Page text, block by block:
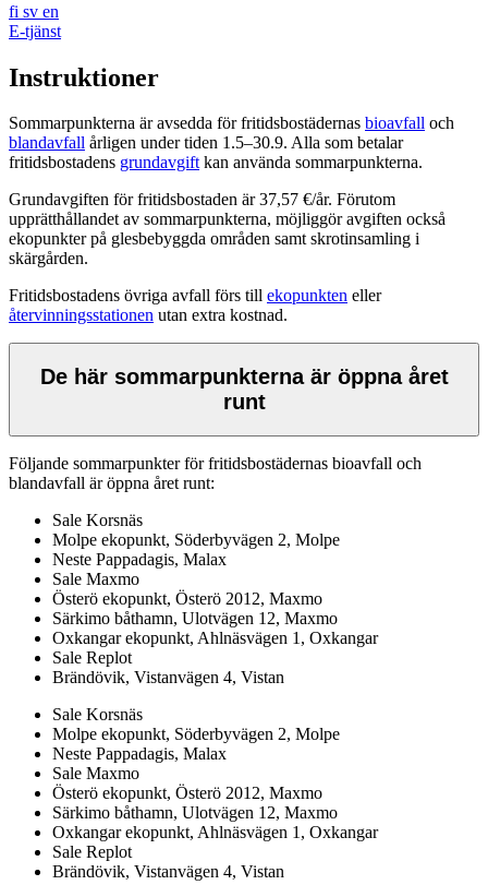
fi sv en
E-tjänst
Instruktioner
Sommarpunkterna är avsedda för fritidsbostädernas bioavfall och
blandavfall årligen under tiden 1.5–30.9. Alla som betalar
fritidsbostadens grundavgiftkan använda sommarpunkterna.
Grundavgiften för fritidsbostaden är 37,57 €/år. Förutom
upprätthållandet av sommarpunkterna, möjliggör avgiften också
ekopunkter på glesbebyggda områden samt skrotinsamling i
skärgården.
Fritidsbostadens övriga avfall förs till ekopunkten eller
återvinningsstationen utan extra kostnad.
De här sommarpunkterna är öppna året
runt
Följande sommarpunkter för fritidsbostädernas bioavfall och
blandavfall är öppna året runt:
Sale Korsnäs
Molpe ekopunkt, Söderbyvägen 2, Molpe
Neste Pappadagis, Malax
Sale Maxmo
Österö ekopunkt, Österö 2012, Maxmo
Särkimo båthamn, Ulotvägen 12, Maxmo
Oxkangar ekopunkt, Ahlnäsvägen 1, Oxkangar
Sale Replot
Brändövik, Vistanvägen 4, Vistan
Sale Korsnäs
Molpe ekopunkt, Söderbyvägen 2, Molpe
Neste Pappadagis, Malax
Sale Maxmo
Österö ekopunkt, Österö 2012, Maxmo
Särkimo båthamn, Ulotvägen 12, Maxmo
Oxkangar ekopunkt, Ahlnäsvägen 1, Oxkangar
Sale Replot
Brändövik, Vistanvägen 4, Vistan